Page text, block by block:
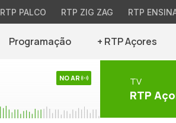
RTP PALCO RTP ZIG ZAG RTP
Programação + RTP Açores
NO AR TV
RTP